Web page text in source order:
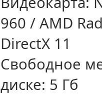
960 / AMD
DirectX 11
Свободное
диске: 5 Гб